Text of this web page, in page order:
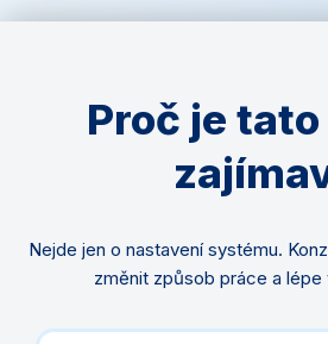
Proč je
Nejde jen o nastavení systému.
změnit způsob práce a lépe